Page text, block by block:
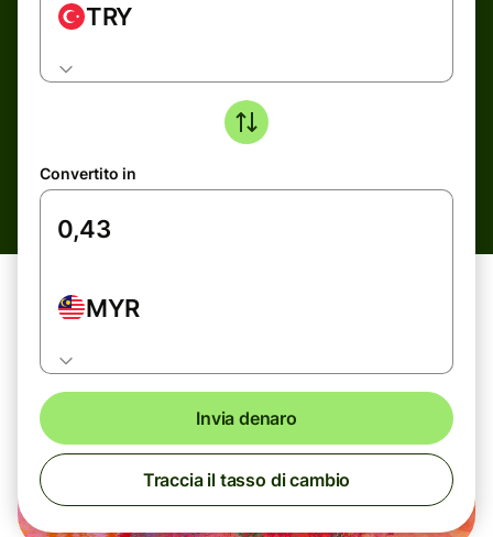
TRY
Convertito in
MYR
Invia denaro
Traccia il tasso di cambio